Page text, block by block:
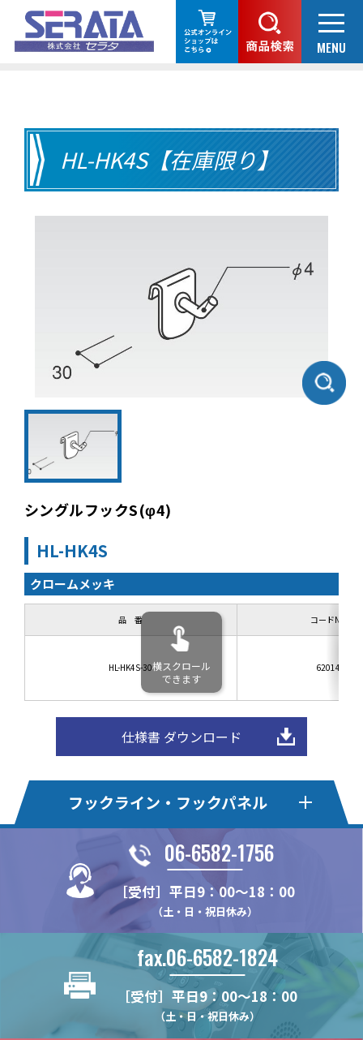
HL-HK4S【在庫限り】
シングルフックS(φ4)
HL-HK4S
クロームメッキ
品 番 コードNo.
HL-HK4S-30 62014
横スクロール
できます
仕様書 ダウンロード
フックライン・フックパネル
フックライン
HL375MS
フックライン・エコ
HLE22KSE
HLE22S
HLE22SR
HLE20S
HLE22F
HLオプションパーツ
HL-MBSK-N
HL-HK4S【在庫限り】
HL-WHK
HL-BKS35x68
フックパネル・Pタイプ
HP24P
HP375P
HP75P
HP100P
フックパネル・Bタイプ フックパネル・Sタイプ
HP60S
HP75S
HP100S
フックパネル・Fタイプ フックパネル・木製タイプ
WPN
WPN-LRAL
HPオプションパーツ
HP-CHK-N
ハイブリッドパネル
HB2-T
06-6582-1756
［受付］平日9：00～18：00
（土・日・祝日休み）
fax.06-6582-1824
［受付］平日9：00～18：00
（土・日・祝日休み）